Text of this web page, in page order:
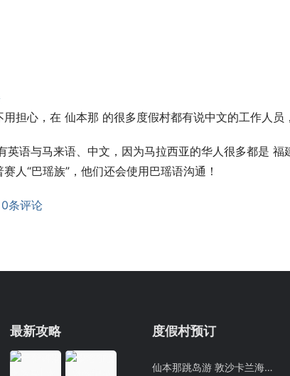
担心，在 仙本那 的很多度假村都有说中文的工作人
英语与马来语、中文，因为马拉西亚的华人很多都是
人“巴瑶族”，他们还会使用巴瑶语沟通！
0条评论
最新攻略 度假村预订
仙本那跳岛游 敦沙卡兰海洋公园 邦邦岛 卡帕莱 巴瑶族 浮潜预定 潜客